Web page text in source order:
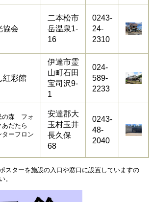
協会
二本松市
岳温泉1-
16
0243-
24-
2310
紅彩館
伊達市霊
山町石田
宝司沢9-
1
024-
589-
2233
の森 フォ
あだたら
ターフロン
安達郡大
玉村玉井
長久保
68
0243-
48-
2040
スターを施設の入口や窓口に設置していますの
。